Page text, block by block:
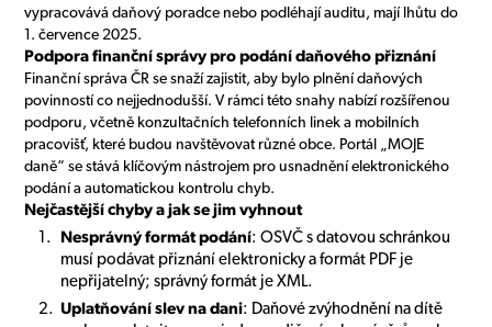
vypracovává daňový poradce nebo podléhají auditu, mají lhůtu do
1. července 2025.
Podpora finanční správy pro podání daňového přiznání
Finanční správa ČR se snaží zajistit, aby bylo plnění daňových
povinností co nejjednodušší. V rámci této snahy nabízí rozšířenou
podporu, včetně konzultačních telefonních linek a mobilních
pracovišť, které budou navštěvovat různé obce. Portál „MOJE
daně“ se stává klíčovým nástrojem pro usnadnění elektronického
podání a automatickou kontrolu chyb.
Nejčastější chyby a jak se jim vyhnout
Nesprávný formát podání: OSVČ s datovou schránkou
musí podávat přiznání elektronicky a formát PDF je
nepřijatelný; správný formát je XML.
Uplatňování slev na dani: Daňové zvýhodnění na dítě